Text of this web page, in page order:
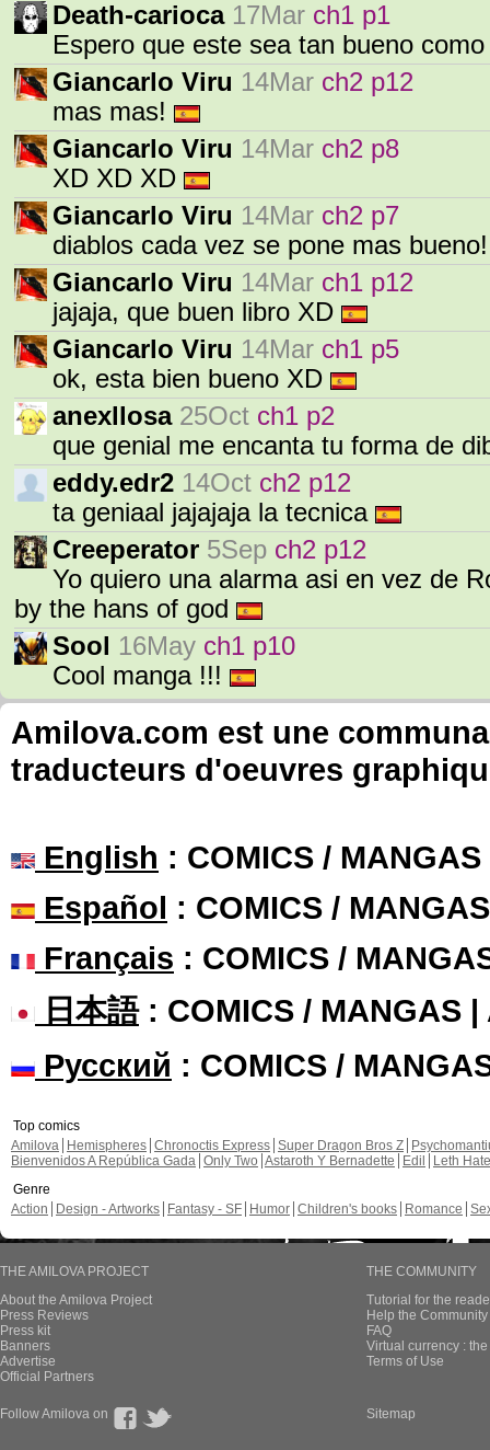
Death-carioca 17Mar ch1 p1
Espero que este sea tan bueno
Giancarlo Viru 14Mar ch2 p12
mas mas!
Giancarlo Viru 14Mar ch2 p8
XD XD XD
Giancarlo Viru 14Mar ch2 p7
diablos cada vez se pone mas
Giancarlo Viru 14Mar ch1 p12
jajaja, que buen libro XD
Giancarlo Viru 14Mar ch1 p5
ok, esta bien bueno XD
anexllosa 25Oct ch1 p2
que genial me encanta tu forma de
eddy.edr2 14Oct ch2 p12
ta geniaal jajajaja la tecnica
Creeperator 5Sep ch2 p12
Yo quiero una alarma asi en vez de
by the hans of god
Sool 16May ch1 p10
Cool manga !!!
Amilova.com est une
traducteurs d'oeuvres
English : COMICS /
Español : COMICS /
Français : COMICS /
日本語: COMICS / MANGAS |
Русский : COMICS /
Top comics
Amilova
Hemispheres Chronoctis Express Super Dragon Bros Z
Bienvenidos A República Gada Only Two Astaroth Y Bernadette Edil
Leth Hate
Genre
Action
Design - Artworks Fantasy - SF Humor Children's books Romance
THE AMILOVA PROJECT
About the Amilova Project
Press Reviews
Press kit
Banners
Advertise
Official Partners
THE COMMUNITY
Tutorial for the
Help the
FAQ
Virtual currency :
Terms of Use
Follow Amilova on Sitemap